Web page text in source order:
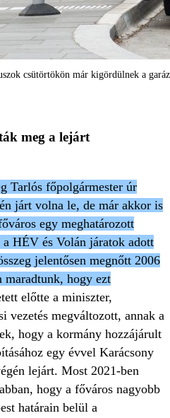
csütörtökön már kigördülnek a
meg a lejárt
Tarlós főpolgármester úr
járt volna le, de már akkor is
egy meghatározott
HÉV és Volán járatok adott
jelentősen megnőtt 2006
maradtunk, hogy ezt
előtte a miniszter,
vezetés megváltozott, annak a
hogy a kormány hozzájárult
egy évvel Karácsony
lejárt. Most 2021-ben
hogy a főváros nagyobb
határain belül a